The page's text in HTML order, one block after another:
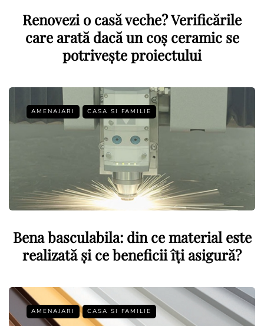
Renovezi o casă veche? Verificările
care arată dacă un coș ceramic se
potrivește proiectului
AMENAJARI CASA SI FAMILIE
Bena basculabila: din ce material este
realizată și ce beneficii îți asigură?
AMENAJARI CASA SI FAMILIE